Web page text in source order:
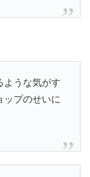
ような気がす
ップのせいに